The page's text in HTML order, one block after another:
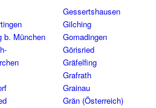
b. München
Gessertshausen
Gilching
Gomadingen
Görisried
Gräfelfing
Grafrath
Grainau
Grän (Österreich)